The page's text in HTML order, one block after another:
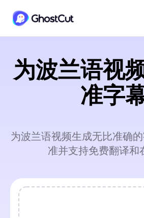
为波兰语视
准字
为波兰语视频生成无比准确
准并支持免费翻译和